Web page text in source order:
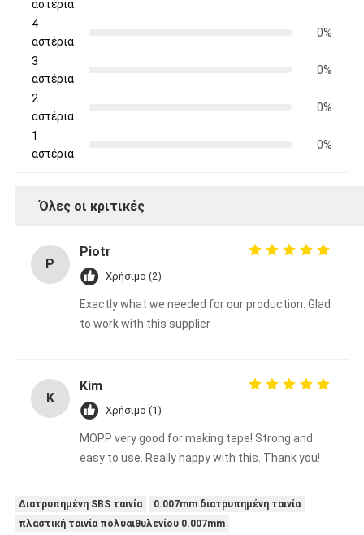
αστέρια
4
αστέρια
0%
3
αστέρια
0%
2
αστέρια
0%
1
αστέρια
0%
Όλες οι κριτικές
P
Piotr
Χρήσιμο (2)
Exactly what we needed for our production. Glad
to work with this supplier
K
Kim
Χρήσιμο (1)
MOPP very good for making tape! Strong and
easy to use. Really happy with this. Thank you!
Διατρυπημένη SBS ταινία
0.007mm διατρυπημένη ταινία
πλαστική ταινία πολυαιθυλενίου 0.007mm